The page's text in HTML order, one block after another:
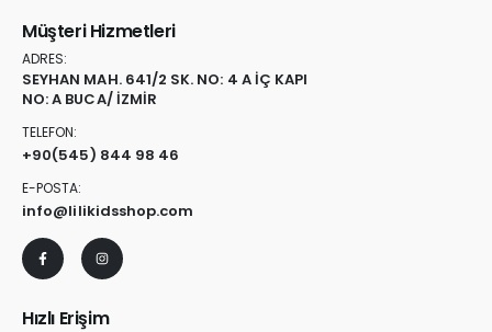
Müşteri Hizmetleri
ADRES:
SEYHAN MAH. 641/2 SK. NO: 4 A İÇ KAPI
NO: A BUCA/ İZMİR
TELEFON:
+90(545) 844 98 46
E-POSTA:
info@lilikidsshop.com
Hızlı Erişim